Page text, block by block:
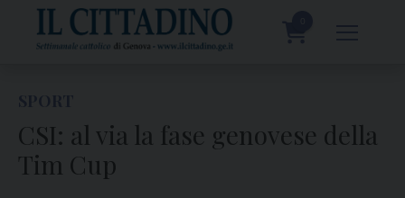
content
CSI: al via la fase genovese della
Tim Cup